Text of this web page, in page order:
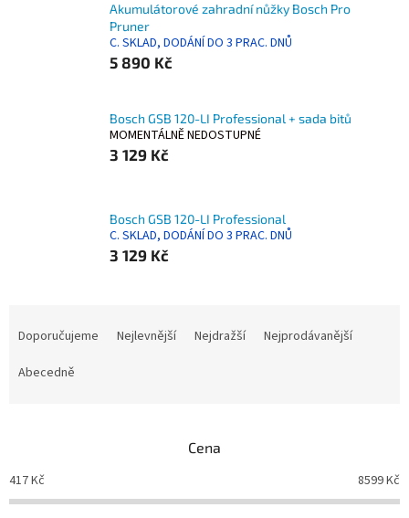
Akumulátorové zahradní nůžky Bosch Pro
Pruner
C. SKLAD, DODÁNÍ DO 3 PRAC. DNŮ
5 890 Kč
Bosch GSB 120-LI Professional + sada bitů
MOMENTÁLNĚ NEDOSTUPNÉ
3 129 Kč
Bosch GSB 120-LI Professional
C. SKLAD, DODÁNÍ DO 3 PRAC. DNŮ
3 129 Kč
o
d
Doporučujeme Nejlevnější Nejdražší
Nejprodávanější
Abecedně
Cena
417Kč 8599Kč